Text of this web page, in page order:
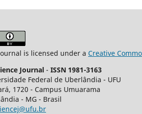
is licensed under a Creative
Journal - ISSN 1981-3163
Federal de Uberlândia - UFU
1720 - Campus Umuarama
- MG - Brasil